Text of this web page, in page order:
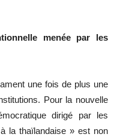
menée par les
une fois de plus une
Pour la nouvelle
dirigé par les
la thaïlandaise » est non